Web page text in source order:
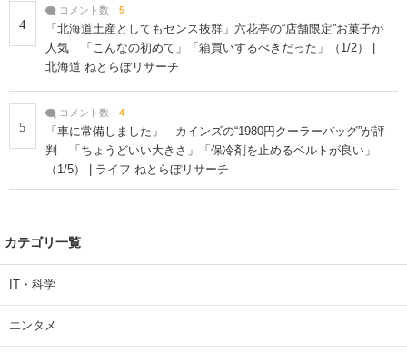
4
コメント数： 5
「北海道土産としてもセンス抜群」六花亭の“店舗限定”お菓子が
人気 「こんなの初めて」「箱買いするべきだった」（1/2） |
北海道 ねとらぼリサーチ
5
コメント数： 4
「車に常備しました」 カインズの“1980円クーラーバッグ”が評
判 「ちょうどいい大きさ」「保冷剤を止めるベルトが良い」
（1/5） | ライフ ねとらぼリサーチ
カテゴリ一覧
IT・科学
エンタメ